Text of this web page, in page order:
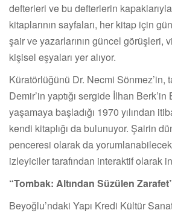
defterleri ve bu defterlerin kapaklarıyla
kitaplarının sayfaları, her kitap için
şair ve yazarlarının güncel görüşleri,
kişisel eşyaları yer alıyor.
Küratörlüğünü Dr. Necmi Sönmez’in,
Demir’in yaptığı sergide İlhan Berk’in
yaşamaya başladığı 1970 yılından
kendi kitaplığı da bulunuyor. Şairin
penceresi olarak da
izleyiciler tarafından interaktif olarak
“Tombak: Altından Süzülen
Beyoğlu’ndaki Yapı Kredi Kültür